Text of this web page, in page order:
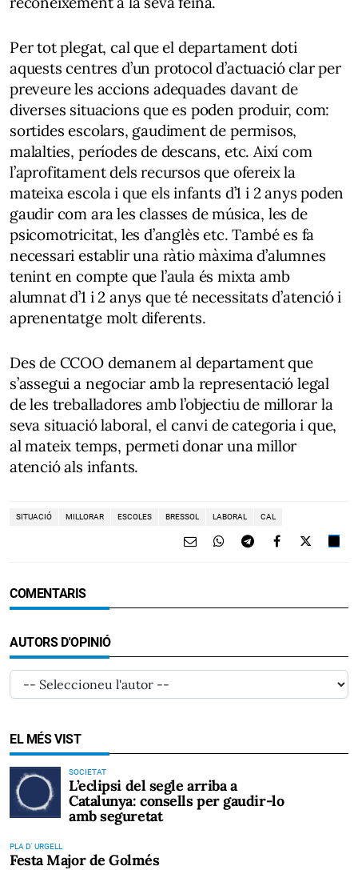
Per tot plegat, cal que el departament doti
aquests centres d’un protocol d’actuació clar per
preveure les accions adequades davant de
diverses situacions que es poden produir, com:
sortides escolars, gaudiment de permisos,
malalties, períodes de descans, etc. Així com
l’aprofitament dels recursos que ofereix la
mateixa escola i que els infants d’1 i 2 anys poden
gaudir com ara les classes de música, les de
psicomotricitat, les d’anglès etc. També es fa
necessari establir una ràtio màxima d’alumnes
tenint en compte que l’aula és mixta amb
alumnat d’1 i 2 anys que té necessitats d’atenció i
aprenentatge molt diferents.
Des de CCOO demanem al departament que
s’assegui a negociar amb la representació legal
de les treballadores amb l’objectiu de millorar la
seva situació laboral, el canvi de categoria i que,
al mateix temps, permeti donar una millor
atenció als infants.
SITUACIÓ MILLORAR ESCOLES BRESSOL LABORAL CAL
COMENTARIS
AUTORS D'OPINIÓ
EL MÉS VIST
SOCIETAT
L’eclipsi del segle arriba a
Catalunya: consells per gaudir-lo
amb seguretat
PLA D' URGELL
Festa Major de Golmés